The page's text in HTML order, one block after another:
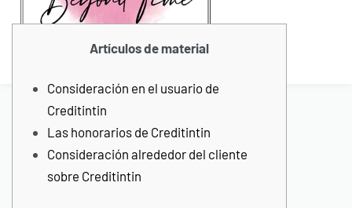
Artículos de material
Consideración en el usuario de
Creditintin
Las honorarios de Creditintin
Consideración alrededor del cliente
sobre Creditintin